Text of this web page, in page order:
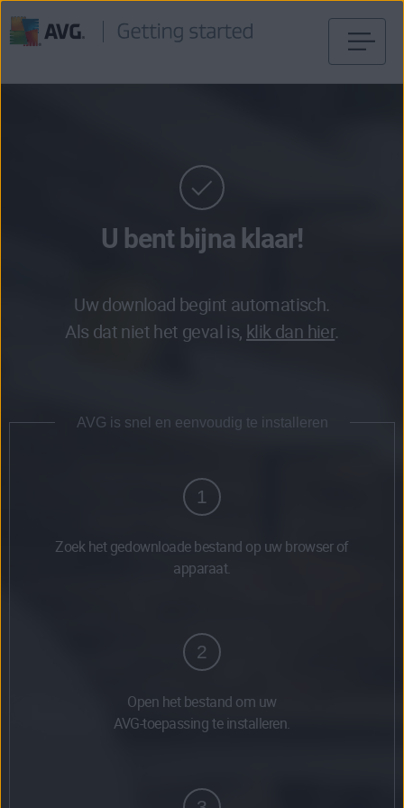
U bent bijna klaar!
Uw download begint automatisch.
Als dat niet het geval is, klik dan hier.
AVG is snel en eenvoudig te installeren
1
Zoek het gedownloade bestand op uw browser of
apparaat.
2
Open het bestand om uw
AVG-toepassing te installeren.